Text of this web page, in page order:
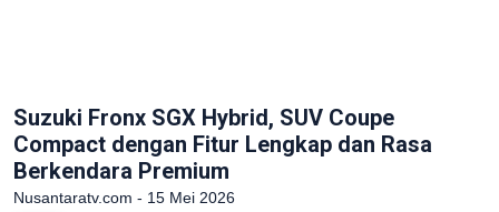
Suzuki Fronx SGX Hybrid, SUV Coupe
Compact dengan Fitur Lengkap dan Rasa
Berkendara Premium
Nusantaratv.com - 15 Mei 2026